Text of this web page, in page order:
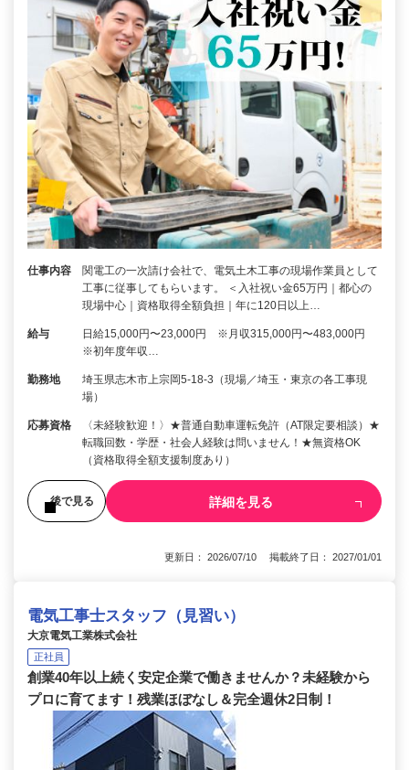
仕事内容
関電工の一次請け会社で、電気土木工事の現場作業員として
工事に従事してもらいます。 ＜入社祝い金65万円｜都心の
現場中心｜資格取得全額負担｜年に120日以上…
給与
日給15,000円〜23,000円 ※月収315,000円〜483,000円
※初年度年収…
勤務地
埼玉県志木市上宗岡5-18-3（現場／埼玉・東京の各工事現
場）
応募資格
〈未経験歓迎！〉★普通自動車運転免許（AT限定要相談）★
転職回数・学歴・社会人経験は問いません！★無資格OK
（資格取得全額支援制度あり）
後で見る 詳細を見る
更新日： 2026/07/10 掲載終了日： 2027/01/01
電気工事士スタッフ（見習い）
大京電気工業株式会社
正社員
創業40年以上続く安定企業で働きませんか？未経験から
プロに育てます！残業ほぼなし＆完全週休2日制！